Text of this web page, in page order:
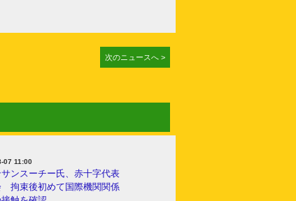
次のニュースへ >
07 11:00
ンスーチー氏、赤十字代表
拘束後初めて国際機関関係